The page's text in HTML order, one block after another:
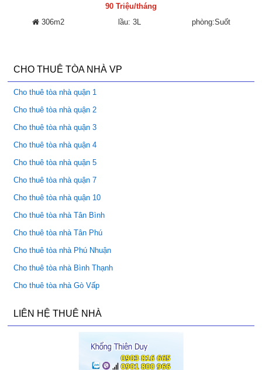
90 Triệu/tháng
306m2
lầu: 3L phòng:Suốt
CHO THUÊ TÒA NHÀ VP
Cho thuê tòa nhà quận 1
Cho thuê tòa nhà quận 2
Cho thuê tòa nhà quận 3
Cho thuê tòa nhà quận 4
Cho thuê tòa nhà quận 5
Cho thuê tòa nhà quận 7
Cho thuê tòa nhà quận 10
Cho thuê tòa nhà Tân Bình
Cho thuê tòa nhà Tân Phú
Cho thuê tòa nhà Phú Nhuận
Cho thuê tòa nhà Bình Thạnh
Cho thuê tòa nhà Gò Vấp
LIÊN HỆ THUÊ NHÀ